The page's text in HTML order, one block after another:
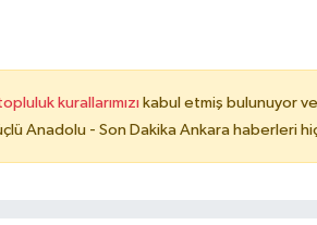
kurallarımızı kabul etmiş bulunuyor
Anadolu - Son Dakika Ankara haberleri